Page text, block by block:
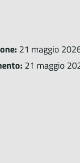
21 maggio
21 maggio